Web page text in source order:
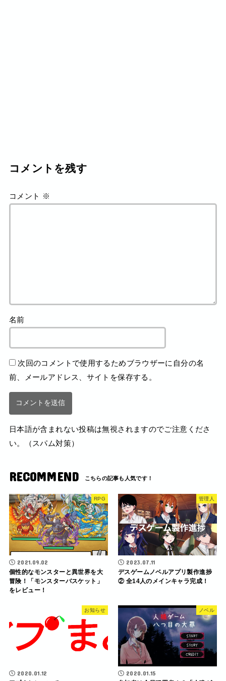
コメントを残す
コメント ※
名前
次回のコメントで使用するためブラウザーに自分の名
前、メールアドレス、サイトを保存する。
日本語が含まれない投稿は無視されますのでご注意くださ
い。（スパム対策）
RECOMMEND
RPG
2021.09.02
個性的なモンスターと異世界を大
冒険！「モンスターバスケット」
をレビュー！
管理人
2023.07.11
デスゲームノベルアプリ製作進捗
② 全14人のメインキャラ完成！
お知らせ
2020.01.12
ノベル
2020.01.15